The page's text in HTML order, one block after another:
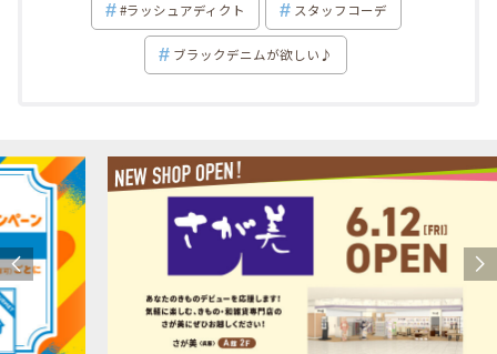
#ラッシュアディクト スタッフコーデ
ブラックデニムが欲しい♪